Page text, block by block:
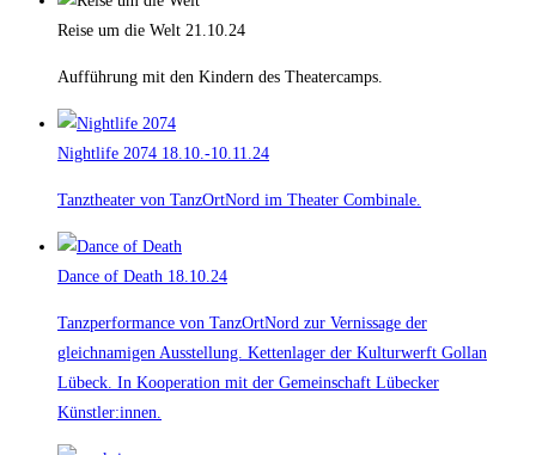
Reise um die Welt 21.10.24
Aufführung mit den Kindern des Theatercamps.
Nightlife 2074 18.10.-10.11.24
Tanztheater von TanzOrtNord im Theater Combinale.
Dance of Death 18.10.24
Tanzperformance von TanzOrtNord zur Vernissage der
gleichnamigen Ausstellung. Kettenlager der Kulturwerft Gollan
Lübeck. In Kooperation mit der Gemeinschaft Lübecker
Künstler:innen.